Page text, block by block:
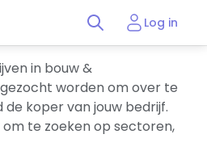
Log in
in bouw &
worden om over te
de koper van jouw bedrijf.
te zoeken op sectoren,